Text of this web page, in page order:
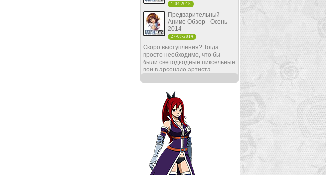
1-04-2015
Предварительный
Аниме Обзор - Осень
2014
27-09-2014
Скоро выступления? Тогда
просто необходимо, что бы
были светодиодные пиксельные
пои в арсенале артиста.